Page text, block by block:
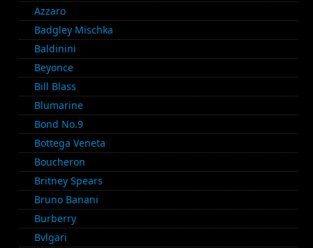
Azzaro
Badgley Mischka
Baldinini
Beyonce
Bill Blass
Blumarine
Bond No.9
Bottega Veneta
Boucheron
Britney Spears
Bruno Banani
Burberry
Bvlgari